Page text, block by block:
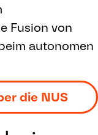
Fusion von
autonomen
die NUS